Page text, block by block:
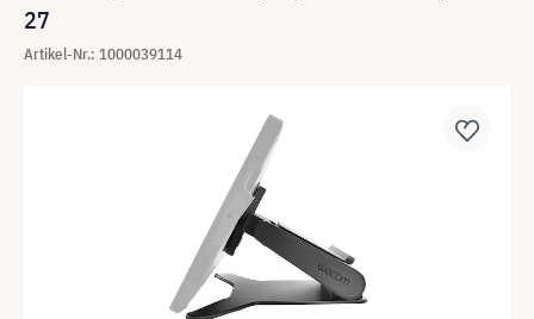
27
Artikel-Nr.: 1000039114